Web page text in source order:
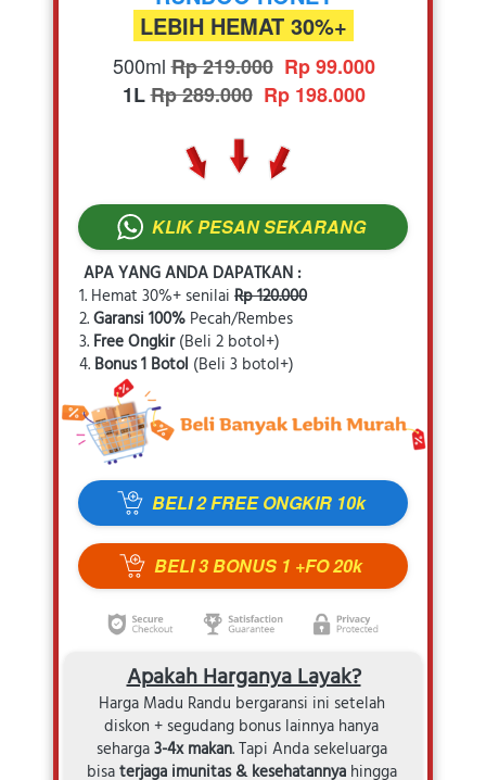
LEBIH HEMAT 30%+
500ml Rp 219.000 Rp 99.000
1LRp 289.000 Rp 198.000
` KLIK PESAN SEKARANG
APA YANG ANDA DAPATKAN :
1. Hemat 30%+ senilai Rp 120.000
2. Garansi 100% Pecah/Rembes
3. Free Ongkir (Beli 2 botol+)
4. Bonus 1 Botol (Beli 3 botol+)
` BELI 2 FREE ONGKIR 10k
` BELI 3 BONUS 1 +FO 20k
Apakah Harganya Layak?
Harga Madu Randu bergaransi ini setelah
diskon + segudang bonus lainnya hanya
seharga 3-4x makan. Tapi Anda sekeluarga
bisa terjaga imunitas & kesehatannya hingga